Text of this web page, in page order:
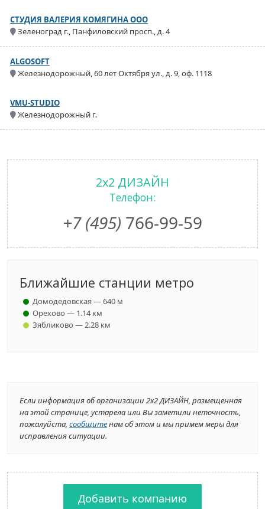
СТУДИЯ ВАЛЕРИЯ КОМЯГИНА ООО
Зеленоград г., Панфиловский просп., д. 4
ALGOSOFT
Железнодорожный, 60 лет Октября ул., д. 9, оф. 1118
VMU-STUDIO
Железнодорожный г.
2х2 ДИЗАЙН
Телефон:
+7 (495) 766-99-59
Ближайшие станции метро
Домодедовская — 640 м
Орехово — 1.14 км
Зябликово — 2.28 км
Если информация об организации 2х2 ДИЗАЙН, размещенная
на этой странице, устарела или Вы заметили неточность,
пожалуйста, сообщитенам об этом и мы примем меры для
исправления ситуации.
Добавить компанию